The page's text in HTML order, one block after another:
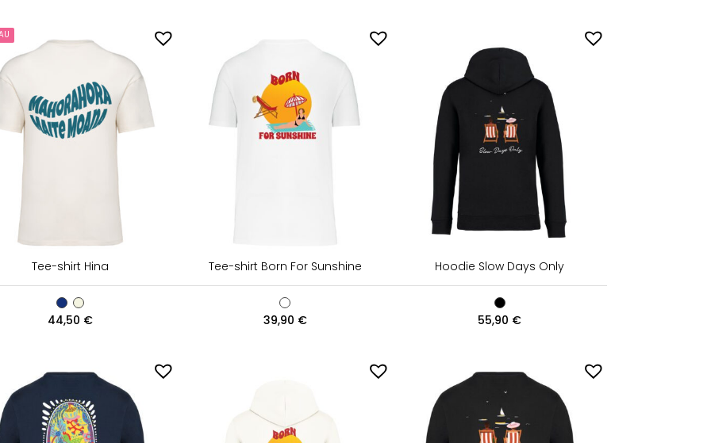
Tee-shirt Hina
44,50 €
Tee-shirt Born For Sunshine
39,90 €
Hoodie Slow Days Only
55,90 €